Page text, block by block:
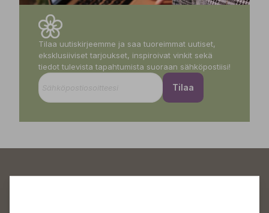
Tilaa uutiskirjeemme ja saa tuoreimmat uutiset,
eksklusiiviset tarjoukset, inspiroivat vinkit sekä
tiedot tulevista tapahtumista suoraan sähköpostiisi!
Tilaa